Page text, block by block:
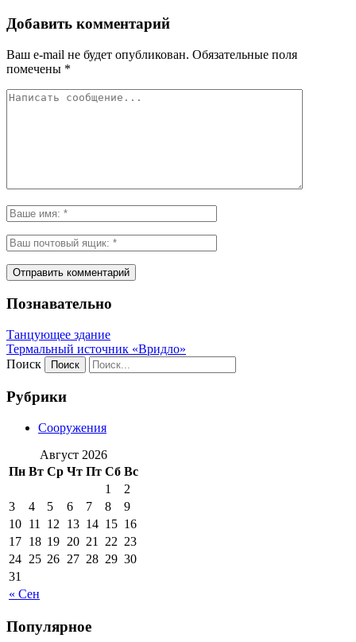
Добавить комментарий
Ваш e-mail не будет опубликован. Обязательные поля
помечены *
Познавательно
Танцующее здание
Термальный источник «Вридло»
Поиск
Рубрики
Сооружения
Август 2026
Пн Вт Ср Чт Пт Сб Вс
« Сен
1
2
3
4 5 6 7 8
9
10 11 12 13 14 15 16
17 18 19 20 21 22 23
24 25 26 27 28 29 30
31
Популярное